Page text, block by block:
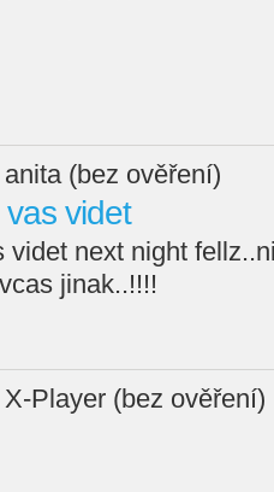
(bez ověření)
videt
videt next night
jinak..!!!!
Player (bez ověření)